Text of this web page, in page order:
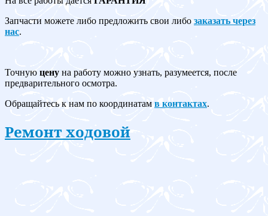
Запчасти можете либо предложить свои либо заказать через
нас.
Точную цену на работу можно узнать, разумеется, после
предварительного осмотра.
Обращайтесь к нам по координатам в контактах.
Ремонт ходовой